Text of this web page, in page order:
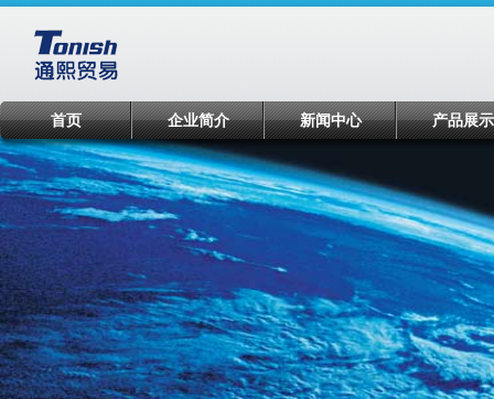
首页 企业简介 新闻中心 产品展示